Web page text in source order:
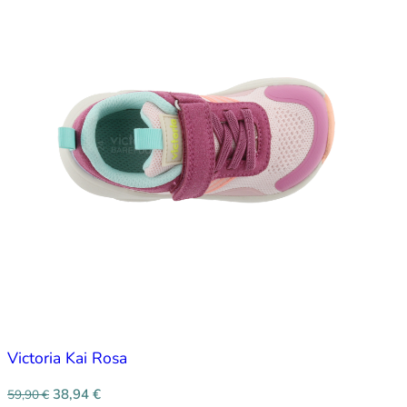
Victoria Kai Rosa
59,90€ 38,94 €